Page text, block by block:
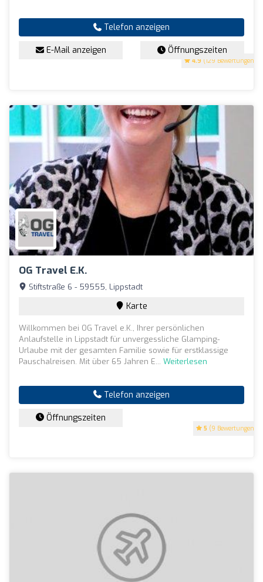
4.9 (129 Bewertungen)
Telefon anzeigen
E-Mail anzeigen Öffnungszeiten
OG Travel E.K.
5 (9 Bewertungen)
Stiftstraße 6 - 59555, Lippstadt
Karte
Willkommen bei OG Travel e.K., Ihrer persönlichen
Anlaufstelle in Lippstadt für unvergessliche Glamping-
Urlaube mit der gesamten Familie sowie für erstklassige
Pauschalreisen. Mit über 65 Jahren E... Weiterlesen
Telefon anzeigen
Öffnungszeiten